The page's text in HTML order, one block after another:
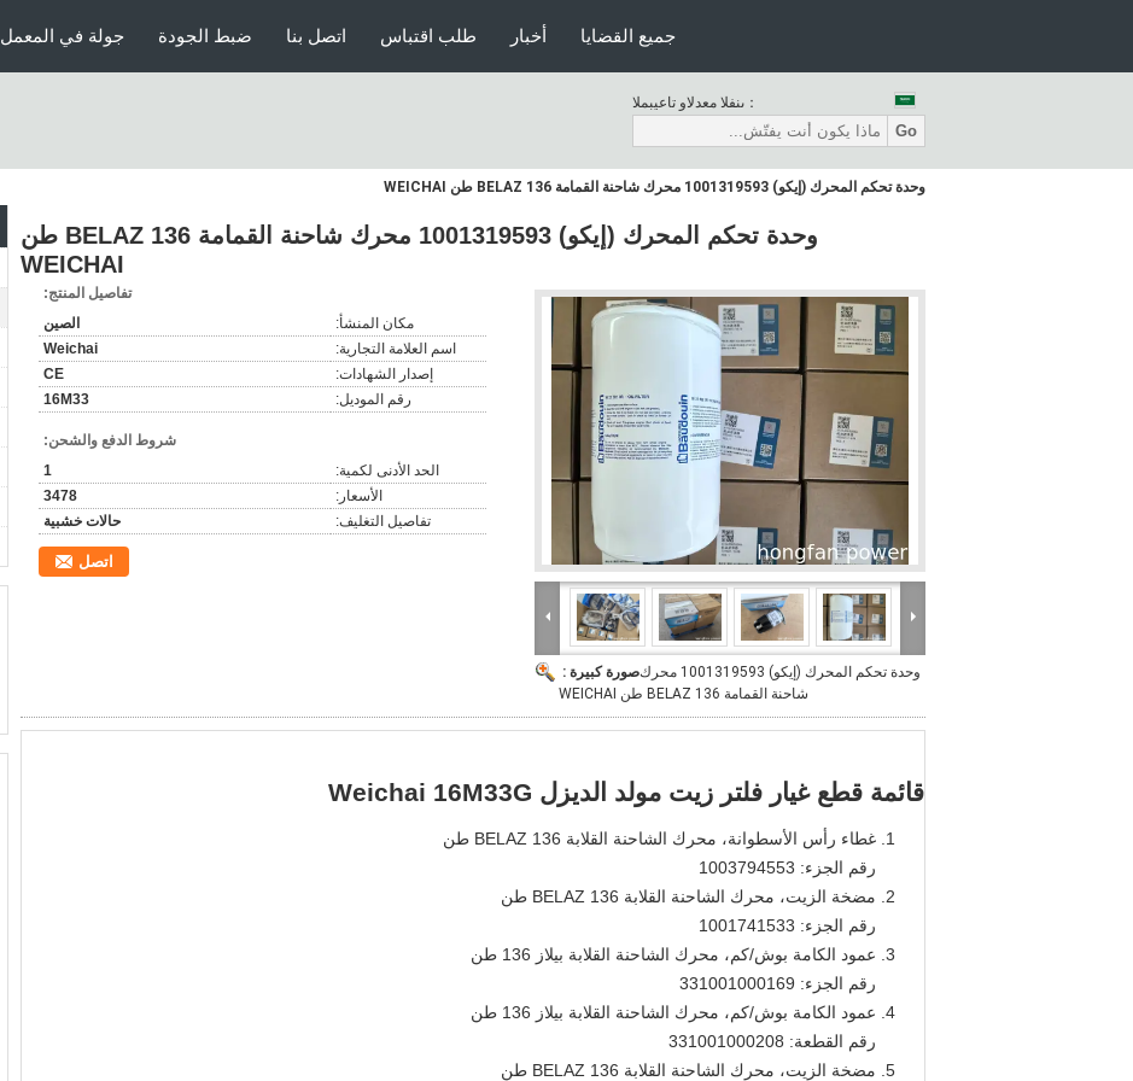
جولة في المعمل ضبط الجودة اتصل بنا طلب اقتباس أخبار جميع القضايا
المبيعات والدعم الفنى：
Go
وحدة تحكم المحرك (إيكو) 1001319593 محرك شاحنة القمامة BELAZ 136 طن WEICHAI
وحدة تحكم المحرك (إيكو) 1001319593 محرك شاحنة القمامة BELAZ 136 طن
WEICHAI
صورة كبيرة :وحدة تحكم المحرك (إيكو) 1001319593 محرك
شاحنة القمامة BELAZ 136 طن WEICHAI
تفاصيل المنتج:
مكان المنشأ:
الصين
اسم العلامة التجارية:
Weichai
إصدار الشهادات:
CE
رقم الموديل:
16M33
شروط الدفع والشحن:
الحد الأدنى لكمية:
1
الأسعار:
3478
تفاصيل التغليف:
حالات خشبية
اتصل
قائمة قطع غيار فلتر زيت مولد الديزل Weichai 16M33G
غطاء رأس الأسطوانة، محرك الشاحنة القلابة BELAZ 136 طن
رقم الجزء: 1003794553
مضخة الزيت، محرك الشاحنة القلابة BELAZ 136 طن
رقم الجزء: 1001741533
عمود الكامة بوش/كم، محرك الشاحنة القلابة بيلاز 136 طن
رقم الجزء: 331001000169
عمود الكامة بوش/كم، محرك الشاحنة القلابة بيلاز 136 طن
رقم القطعة: 331001000208
مضخة الزيت، محرك الشاحنة القلابة BELAZ 136 طن